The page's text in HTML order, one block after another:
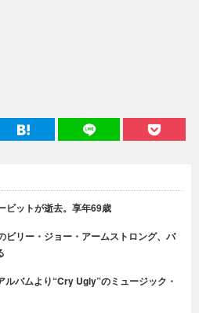
ビットが逝去。享年69歳
ビリー・ジョー・アームストロング、バ
ルバムより“Cry Ugly”のミュージック・